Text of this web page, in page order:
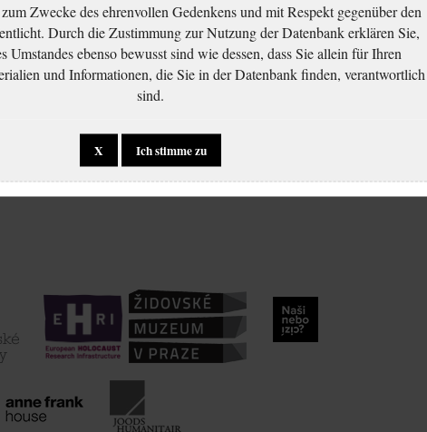
Zwecke des ehrenvollen Gedenkens und mit Respekt gegenüber den
Durch die Zustimmung zur Nutzung der Datenbank erklären Sie,
Umstandes ebenso bewusst sind wie dessen, dass Sie allein für Ihren
und Informationen, die Sie in der Datenbank finden, verantwortlich
sind.
X Ich stimme zu